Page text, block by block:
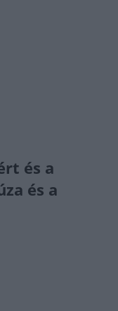
és a
és a